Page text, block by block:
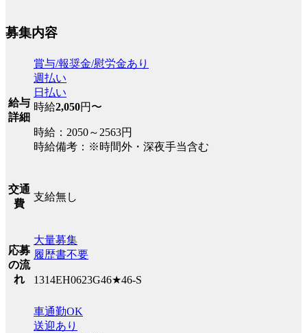
募集内容
給与
詳細
賞与/報奨金/慰労金あり
週払い
日払い
時給2,050円〜
時給：2050～2563円
時給備考：※時間外・深夜手当含む
交通
費
支給無し
応募
の流
れ
大量募集
履歴書不要
1314EH0623G46★46-S
車通勤OK
送迎あり